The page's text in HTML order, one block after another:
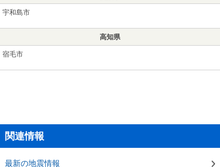
宇和島市
高知県
宿毛市
関連情報
最新の地震情報